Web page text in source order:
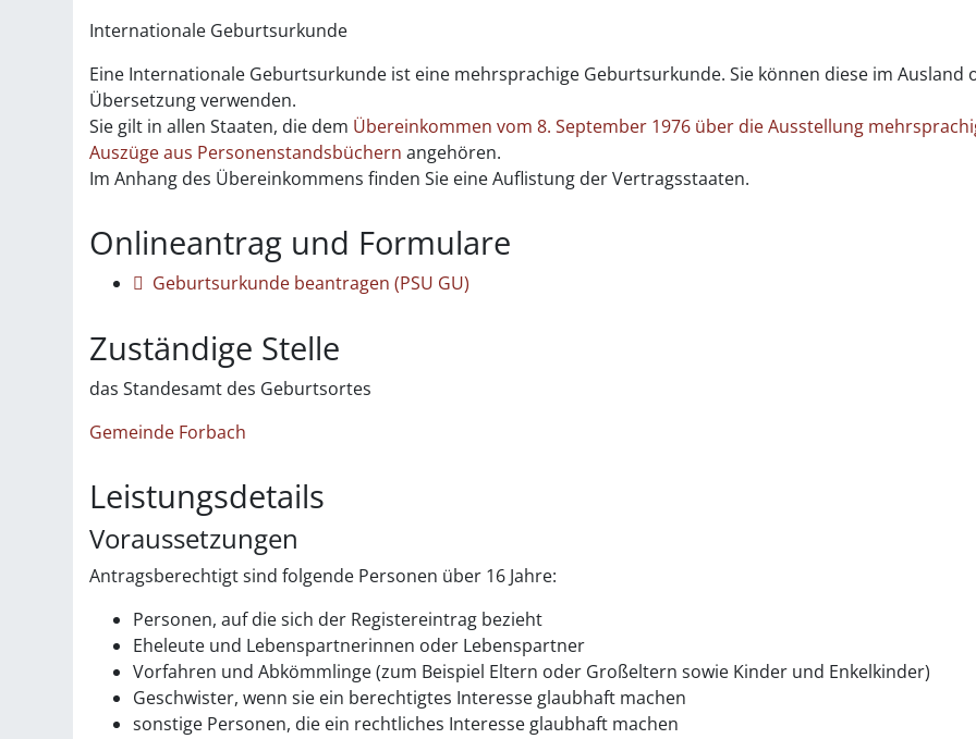
Internationale Geburtsurkunde
Eine Internationale Geburtsurkunde ist eine mehrsprachige Geburtsurkunde. Sie können diese im Ausland
Übersetzung verwenden.
Sie gilt in allen Staaten, die dem Übereinkommen vom 8. September 1976 über die Ausstellung
Auszüge aus Personenstandsbüchern angehören.
Im Anhang des Übereinkommens finden Sie eine Auflistung der Vertragsstaaten.
Onlineantrag und Formulare
Geburtsurkunde beantragen (PSU GU)
Zuständige Stelle
das Standesamt des Geburtsortes
Gemeinde Forbach
Leistungsdetails
Voraussetzungen
Antragsberechtigt sind folgende Personen über 16 Jahre:
Personen, auf die sich der Registereintrag bezieht
Eheleute und Lebenspartnerinnen oder Lebenspartner
Vorfahren und Abkömmlinge (zum Beispiel Eltern oder Großeltern sowie Kinder und Enkelkinder)
Geschwister, wenn sie ein berechtigtes Interesse glaubhaft machen
sonstige Personen, die ein rechtliches Interesse glaubhaft machen